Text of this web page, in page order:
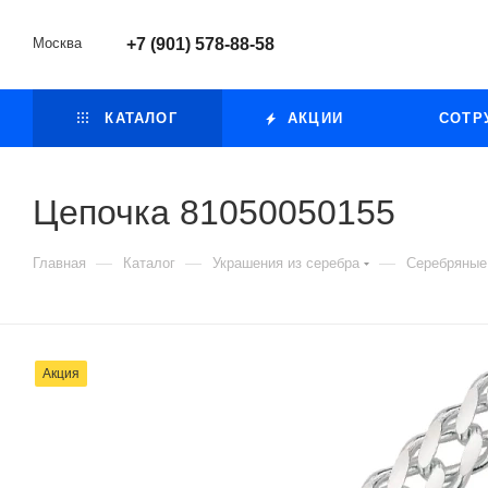
Москва +7 (901) 578-88-58
КАТАЛОГ АКЦИИ
Цепочка 81050050155
Главная — Каталог — Украшения из серебра —
Акция